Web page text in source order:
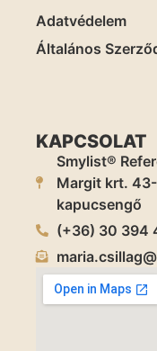
Adatvédelem
Általános
KAPCSOLAT
Smylist®
Margit krt.
kapucsengő
(+36) 30 394